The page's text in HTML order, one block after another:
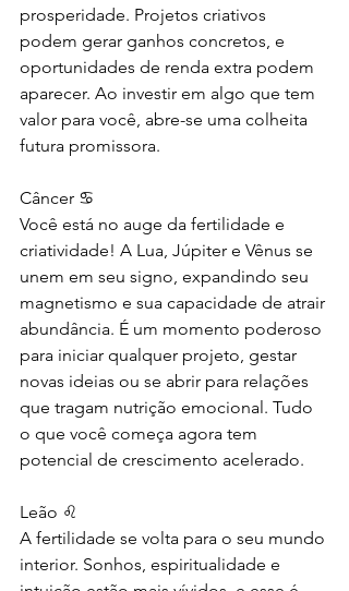
prosperidade. Projetos criativos
podem gerar ganhos concretos, e
oportunidades de renda extra podem
aparecer. Ao investir em algo que tem
valor para você, abre-se uma colheita
futura promissora.
Câncer ♋
Você está no auge da fertilidade e
criatividade! A Lua, Júpiter e Vênus se
unem em seu signo, expandindo seu
magnetismo e sua capacidade de atrair
abundância. É um momento poderoso
para iniciar qualquer projeto, gestar
novas ideias ou se abrir para relações
que tragam nutrição emocional. Tudo
o que você começa agora tem
potencial de crescimento acelerado.
Leão ♌
A fertilidade se volta para o seu mundo
interior. Sonhos, espiritualidade e